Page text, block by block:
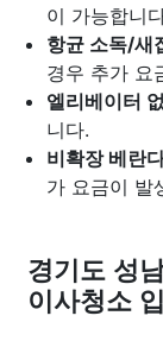
이 가능합니
항균 소독/새
경우 추가 요
엘리베이터
니다.
비확장 베란
가 요금이 발
경기도 성
이사청소